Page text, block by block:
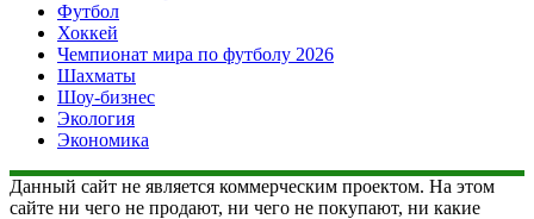
Футбол
Хоккей
Чемпионат мира по футболу 2026
Шахматы
Шоу-бизнес
Экология
Экономика
Данный сайт не является коммерческим проектом. На этом
сайте ни чего не продают, ни чего не покупают, ни какие